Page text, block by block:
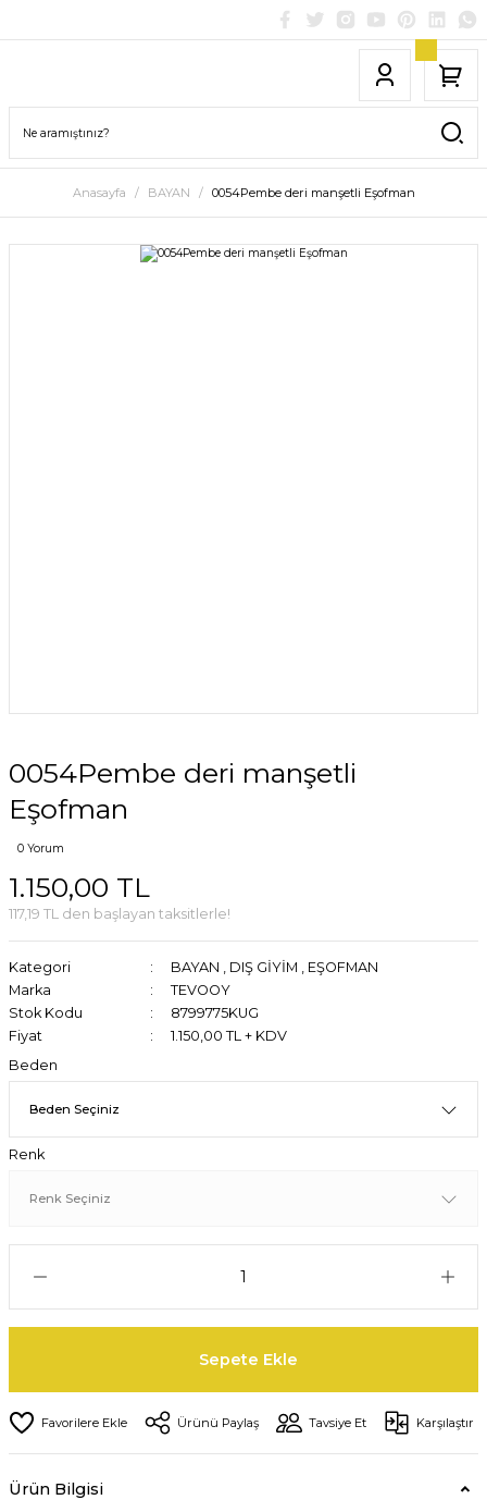
Anasayfa BAYAN 0054Pembe deri manşetli Eşofman
0054Pembe deri manşetli
Eşofman
0 Yorum
1.150,00 TL
117,19 TL den başlayan taksitlerle!
Kategori BAYAN , DIŞ GİYİM , EŞOFMAN
Marka
TEVOOY
Stok Kodu
8799775KUG
Fiyat
1.150,00 TL + KDV
Beden
Renk
Sepete Ekle
Ürünü Paylaş Tavsiye Et Karşılaştır
Ürün Bilgisi